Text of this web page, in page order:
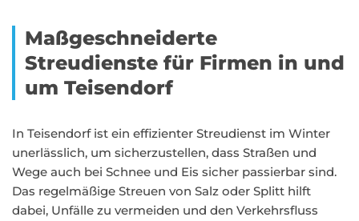
Maßgeschneiderte
Streudienste für Firmen in und
um Teisendorf
In Teisendorf ist ein effizienter Streudienst im Winter
unerlässlich, um sicherzustellen, dass Straßen und
Wege auch bei Schnee und Eis sicher passierbar sind.
Das regelmäßige Streuen von Salz oder Splitt hilft
dabei, Unfälle zu vermeiden und den Verkehrsfluss